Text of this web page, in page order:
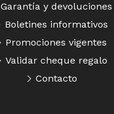
Garantía y devoluciones
Boletines informativos
Promociones vigentes
Validar cheque regalo
Contacto